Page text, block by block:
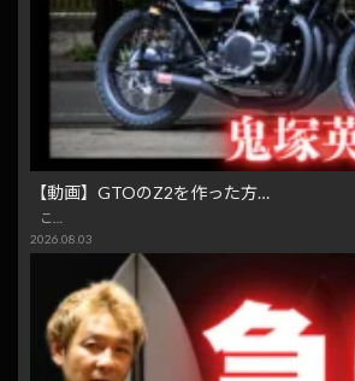
【動画】GTOのZ2を作った方…
こ…
2026.08.03